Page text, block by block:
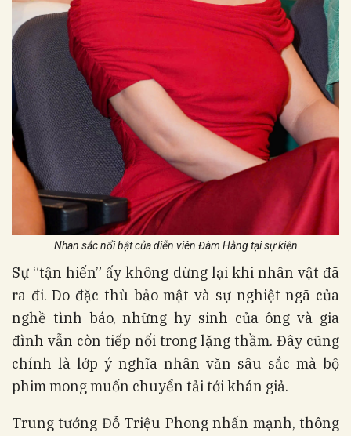
Nhan sắc nổi bật của diễn viên Đàm Hằng tại sự kiện
Sự “tận hiến” ấy không dừng lại khi nhân vật đã
ra đi. Do đặc thù bảo mật và sự nghiệt ngã của
nghề tình báo, những hy sinh của ông và gia
đình vẫn còn tiếp nối trong lặng thầm. Đây cũng
chính là lớp ý nghĩa nhân văn sâu sắc mà bộ
phim mong muốn chuyển tải tới khán giả.
Trung tướng Đỗ Triệu Phong nhấn mạnh, thông